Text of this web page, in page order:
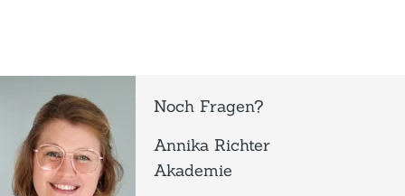
Noch Fragen?
Annika Richter
Akademie